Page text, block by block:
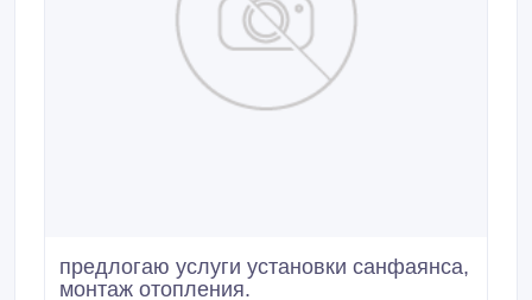
предлогаю услуги установки санфаянса,
монтаж отопления.